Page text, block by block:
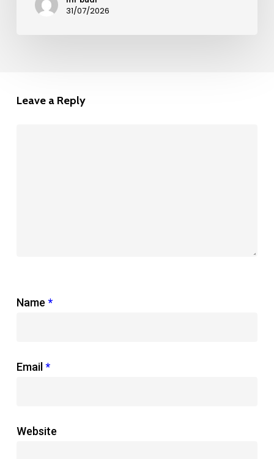
31/07/2026
Leave a Reply
Name *
Email*
Website